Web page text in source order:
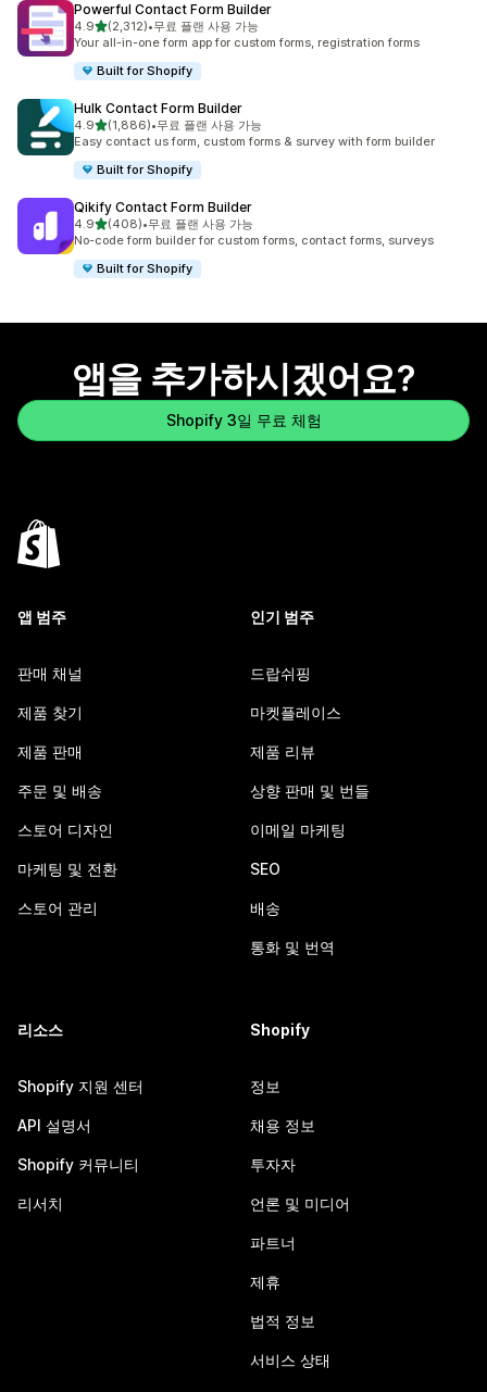
Powerful Contact Form Builder
4.9별 5개 중
(2,312)
총 리뷰 2312개
•무료 플랜 사용 가능
Your all-in-one form app for custom forms, registration forms
Built for Shopify
Hulk Contact Form Builder
4.9별 5개 중
(1,886)
총 리뷰 1886개
•무료 플랜 사용 가능
Easy contact us form, custom forms & survey with form builder
Built for Shopify
Qikify Contact Form Builder
4.9별 5개 중
(408)
총 리뷰 408개
•무료 플랜 사용 가능
No-code form builder for custom forms, contact forms, surveys
Built for Shopify
앱을 추가하시겠어요?
Shopify 3일 무료 체험
앱 범주
판매 채널
제품 찾기
제품 판매
주문 및 배송
스토어 디자인
마케팅 및 전환
스토어 관리
인기 범주
드랍쉬핑
마켓플레이스
제품 리뷰
상향 판매 및 번들
이메일 마케팅
SEO
배송
통화 및 번역
리소스
Shopify 지원 센터
API 설명서
Shopify 커뮤니티
리서치
Shopify
정보
채용 정보
투자자
언론 및 미디어
파트너
제휴
법적 정보
서비스 상태